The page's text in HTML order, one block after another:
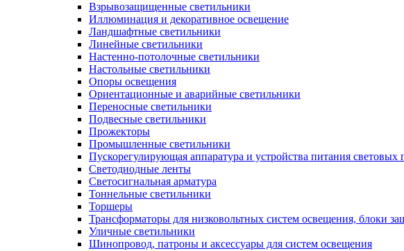
Взрывозащищенные светильники
Иллюминация и декоративное освещение
Ландшафтные светильники
Линейные светильники
Настенно-потолочные светильники
Настольные светильники
Опоры освещения
Ориентационные и аварийные светильники
Переносные светильники
Подвесные светильники
Прожекторы
Промышленные светильники
Пускорегулирующая аппаратура и устройства питания световых
Светодиодные ленты
Светосигнальная арматура
Тоннельные светильники
Торшеры
Трансформаторы для низковольтных систем освещения, блоки
Уличные светильники
Шинопровод, патроны и аксессуары для систем освещения